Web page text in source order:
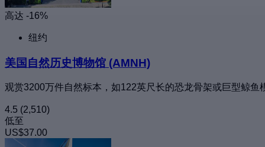
高达 -16%
纽约
美国自然历史博物馆 (AMNH)
观赏3200万件自然标本，如122英尺长的恐龙骨架或巨型鲸鱼
4.5 (2,510)
低至
US$37.00